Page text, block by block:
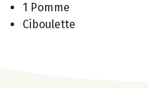
1 Pomme
Ciboulette